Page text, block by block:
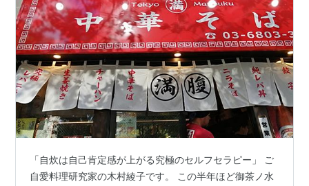
「自炊は自己肯定感が上がる究極のセルフセラピー」 ご
自愛料理研究家の木村綾子です。 この半年ほど御茶ノ水